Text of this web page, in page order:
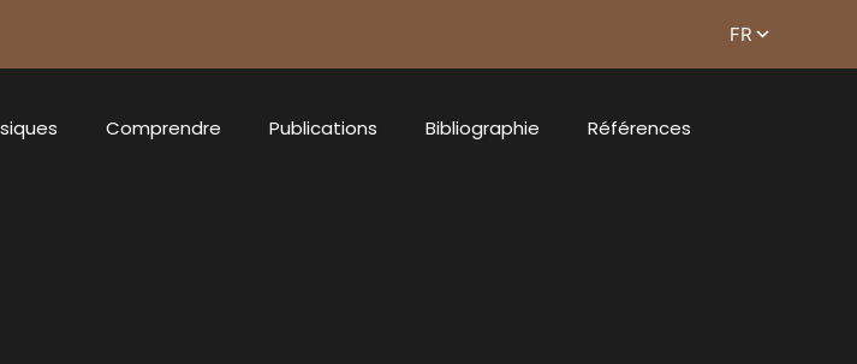
Comprendre Publications Bibliographie Références